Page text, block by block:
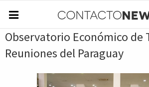
Observatorio Económico de
Reuniones del Paraguay